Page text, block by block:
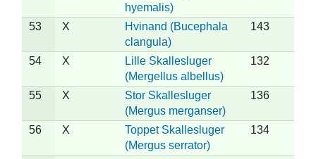
hyemalis)
53 X
Hvinand (Bucephala
clangula)
143
54 X
Lille Skallesluger
(Mergellus albellus)
132
55 X
Stor Skallesluger
(Mergus merganser)
136
56 X
Toppet Skallesluger
(Mergus serrator)
134